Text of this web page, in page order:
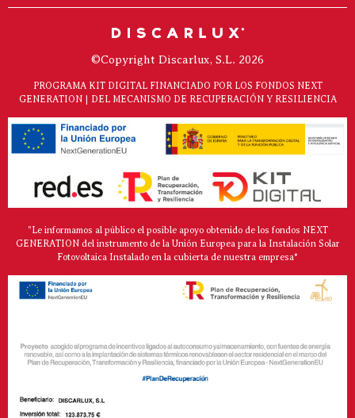
©Copyright Discarlux, S.L. 2026
PROGRAMA KIT DIGITAL FINANCIADO POR LOS FONDOS NEXT
GENERATION | DEL MECANISMO DE RECUPERACIÓN Y RESILIENCIA
"Le informamos al público el posible apoyo obtenido de los fondos NEXT
GENERATION del instrumento de la Unión Europea para la Instalación Solar
Fotovoltaica Instalado en la cubierta de nuestra empresa*